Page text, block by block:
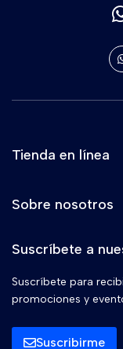
Tienda en línea
Sobre nosotros
Suscríbete a
Suscríbete para
promociones y
Suscribirme